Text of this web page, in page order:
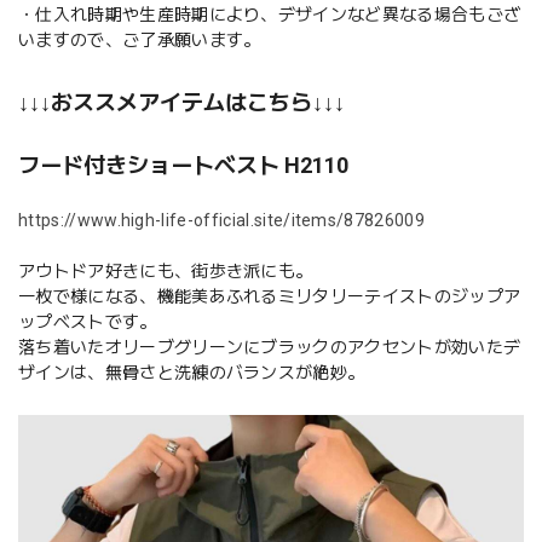
・仕入れ時期や生産時期により、デザインなど異なる場合もござ
いますので、ご了承願います。
↓↓↓おススメアイテムはこちら↓↓↓
フード付きショートベスト H2110
https://www.high-life-official.site/items/87826009
アウトドア好きにも、街歩き派にも。
一枚で様になる、機能美あふれるミリタリーテイストのジップア
ップベストです。
落ち着いたオリーブグリーンにブラックのアクセントが効いたデ
ザインは、無骨さと洗練のバランスが絶妙。